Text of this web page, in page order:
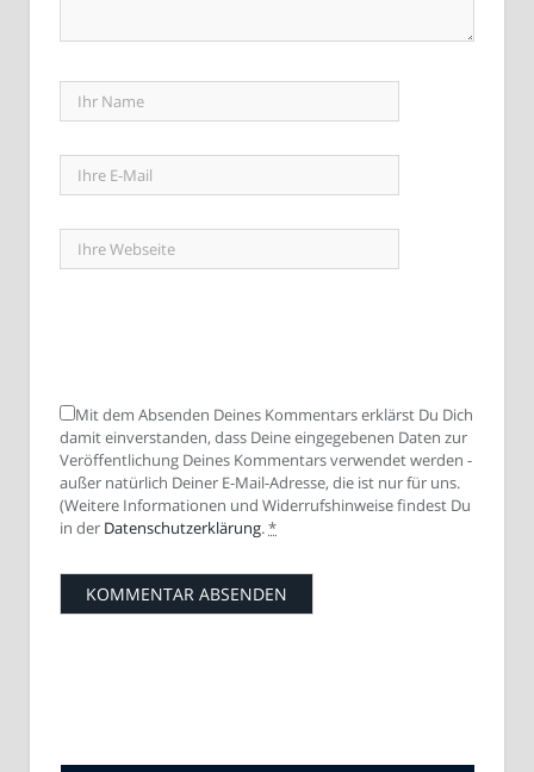
Mit dem Absenden Deines Kommentars erklärst Du Dich
damit einverstanden, dass Deine eingegebenen Daten zur
Veröffentlichung Deines Kommentars verwendet werden -
außer natürlich Deiner E-Mail-Adresse, die ist nur für uns.
(Weitere Informationen und Widerrufshinweise findest Du
in der Datenschutzerklärung.*